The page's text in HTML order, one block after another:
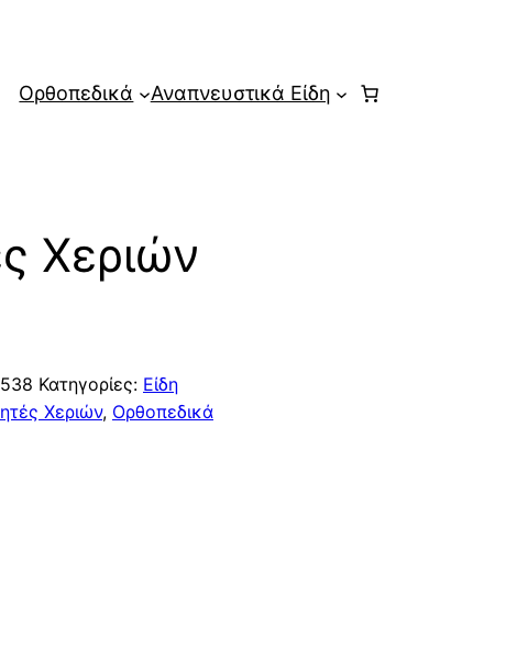
Ορθοπεδικά Αναπνευστικά Είδη
Χεριών
Κατηγορίες: Είδη
Χεριών, Ορθοπεδικά